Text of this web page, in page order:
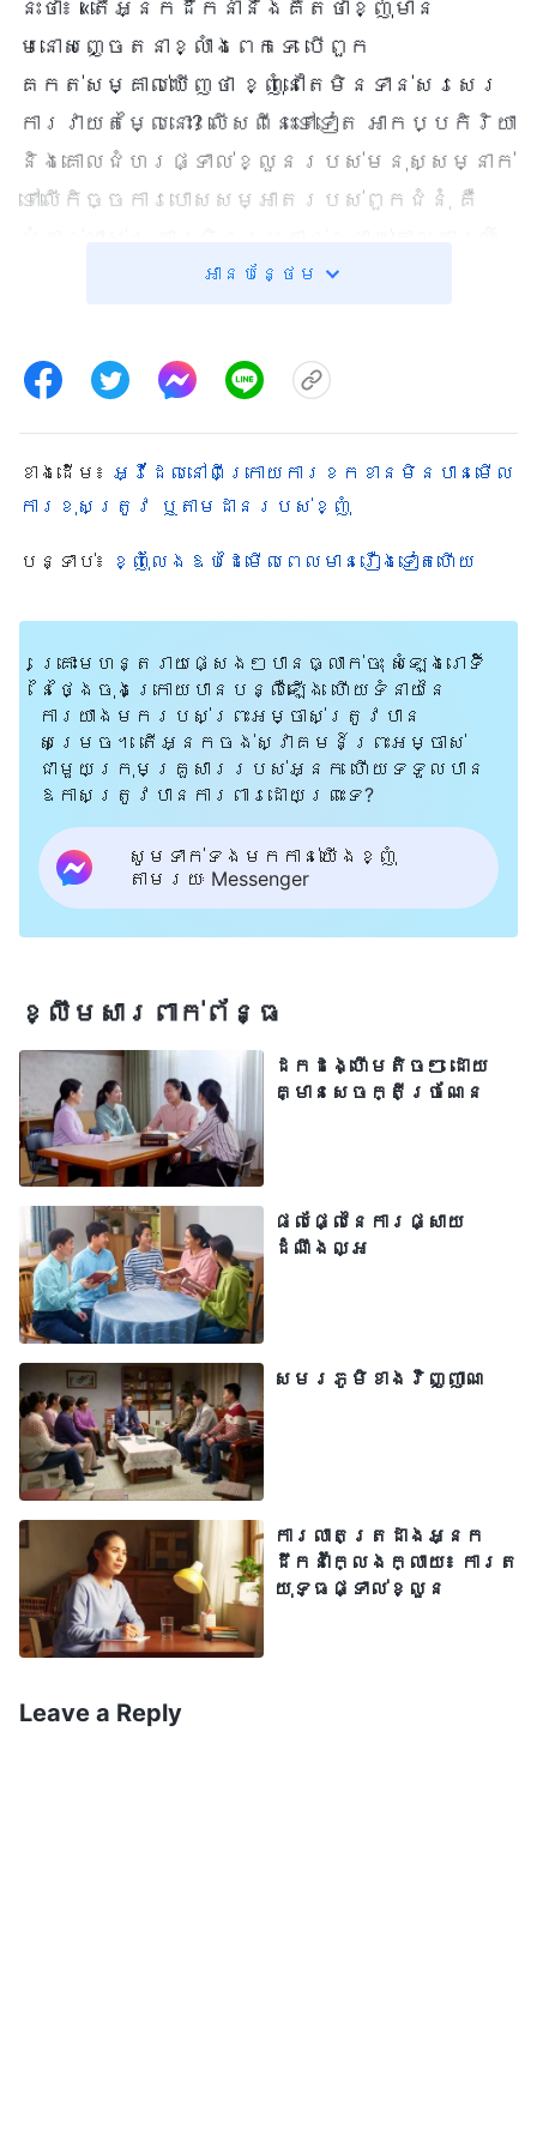
នេះថា៖ «តើអ្នកដឹកនាំនឹងគិតថាខ្ញុំមាន
មនោសញ្ចេតនាខ្លាំងពេកទេ បើពួក
គេកត់សម្គាល់ឃើញថា ខ្ញុំនៅតែមិនទាន់សរសេរ
ការវាយតម្លៃនោះ? លើសពីនេះទៅទៀត អាកប្បកិរិយា
និងគោលជំហរផ្ទាល់ខ្លួនរបស់មនុស្សម្នាក់
ទៅលើកិច្ចការបោសសម្អាតរបស់ពួកជំនុំ គឺ
និងមិនការពារកិច្ចការរបស់ពួកជំនុំ
ផ្ដើមសរសេរការវាយតម្លៃពីប្រពន្ធរបស់
ខ្ញុំ។ ប៉ុន្តែ ពេលដែលខ្ញុំកំពុងសរសេរ
មនោសញ្ចេតនារបស់ខ្ញុំក៏លេចឡើងមកវិញ
ហើយខ្ញុំគិតថា៖ «បើខ្ញុំសរសេរសេចក្ដី
នឹងត្រូវបោសសម្អាតចេញមិនខាន។ យកល្អ
ខ្ញុំគ្រាន់តែសរសេរខ្លីៗទៅបានហើយ»។ ក្រោយ
សរសេរការវាយតម្លៃរួច ខ្ញុំមានអារម្មណ៍
មិនស្រួលក្នុងចិត្តបន្តិច។ «ការធ្វើបែប
នេះ តើខ្ញុំមិនមែនកំពុងមានចេតនាលាក់បាំងរឿង
រ៉ាវទេឬ?» ប៉ុន្តែពេលនោះ ខ្ញុំក៏គិតថា៖ «ទោះយ៉ាងណា
ក៏ដោយ ខ្ញុំបានសរសេរវារួចហើយ។ ដោយសារ
អ្នកដឹកនាំក៏បានដឹងពីឥរិយាបថខ្លះៗរបស់
ក៏បានប្រគល់ការវាយតម្លៃរបស់ខ្ញុំ ទៅឲ្យ
បានសរសេរសំបុត្រតបមកវិញ ដោយនិយាយថា
ខ្ញុំសរសេរស្រពេចស្រពិលពេក អំពី
ឥរិយាបថរបស់ប្រពន្ធខ្ញុំ នៅក្នុងការ
វិញ។ ខ្ញុំមានអារម្មណ៍ពិរុទ្ធក្នុងចិត្ត
បន្តិចបន្តួច។ ខ្ញុំខ្លាចថា ការសរសេរ
លម្អិតពេក នឹងនាំឲ្យប្រពន្ធខ្ញុំ
ត្រូវបោសសម្អាតចេញ ដូច្នេះហើយ ខ្ញុំចង់
សរសេរការវាយតម្លៃរបស់ខ្ញុំឱ្យខ្លី និង
ស្រពេចស្រពិល ដើម្បីឱ្យតែរួចពីដៃប៉ុណ្ណោះ។
ប៉ុន្តែ ព្រះជាម្ចាស់ពិនិត្យពិច័យគ្រប់យ៉ាង។
តើខ្ញុំមិនមែនកំពុងព្យាយាមបោកបញ្ឆោតទាំង
ខ្លួនឯង និងអ្នកដទៃ ដោយការធ្វើបែបនេះ
ទេឬ? ដូច្នេះ ខ្ញុំបានមកចំពោះព្រះជាម្ចាស់
ដើម្បីអធិដ្ឋាន និងឆ្លុះបញ្ចាំងពី
ខ្លួនឯង។
អំឡុងពេលឆ្លុះបញ្ចាំង ខ្ញុំបានអាន
អានបន្ថែម
ខាង​ដើម៖ អ្វីដែលនៅពីក្រោយការខកខានមិនបានមើល
ការខុសត្រូវ ឬតាមដានរបស់ខ្ញុំ
បន្ទាប់៖ ខ្ញុំលែងឱបដៃមើលពេលមានរឿងទៀតហើយ
គ្រោះមហន្តរាយផ្សេងៗបានធ្លាក់ចុះ សំឡេងរោទិ៍
នៃថ្ងៃចុងក្រោយបានបន្លឺឡើង ហើយទំនាយនៃ
ការយាងមករបស់ព្រះអម្ចាស់ត្រូវបាន
សម្រេច។ តើអ្នកចង់ស្វាគមន៍ព្រះអម្ចាស់
ជាមួយក្រុមគ្រួសាររបស់អ្នក ហើយទទួលបាន
ឱកាសត្រូវបានការពារដោយព្រះទេ?
សូមទាក់ទងមកកាន់យើងខ្ញុំ
តាមរយៈ Messenger
ខ្លឹមសារ​ពាក់ព័ន្ធ
ដកដង្ហើមតិចៗ ដោយ
គ្មានសេចក្តីច្រណែន
ផលផ្លែនៃការផ្សាយ
ដំណឹងល្អ
សមរភូមិខាងវិញ្ញាណ
ការលាតត្រដាងអ្នក
ដឹកនាំក្លែងក្លាយ៖ ការត
យុទ្ធផ្ទាល់ខ្លួន
Leave a Reply